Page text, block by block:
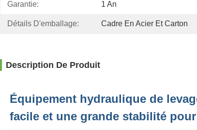
Garantie: 1 An
Détails D'emballage: Cadre En Acier Et Carton
Description De Produit
Équipement hydraulique de
facile et une grande stabilité